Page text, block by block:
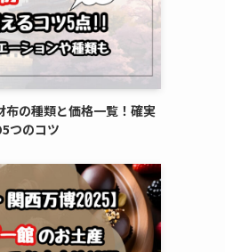
布の種類と価格一覧！確実
つのコツ